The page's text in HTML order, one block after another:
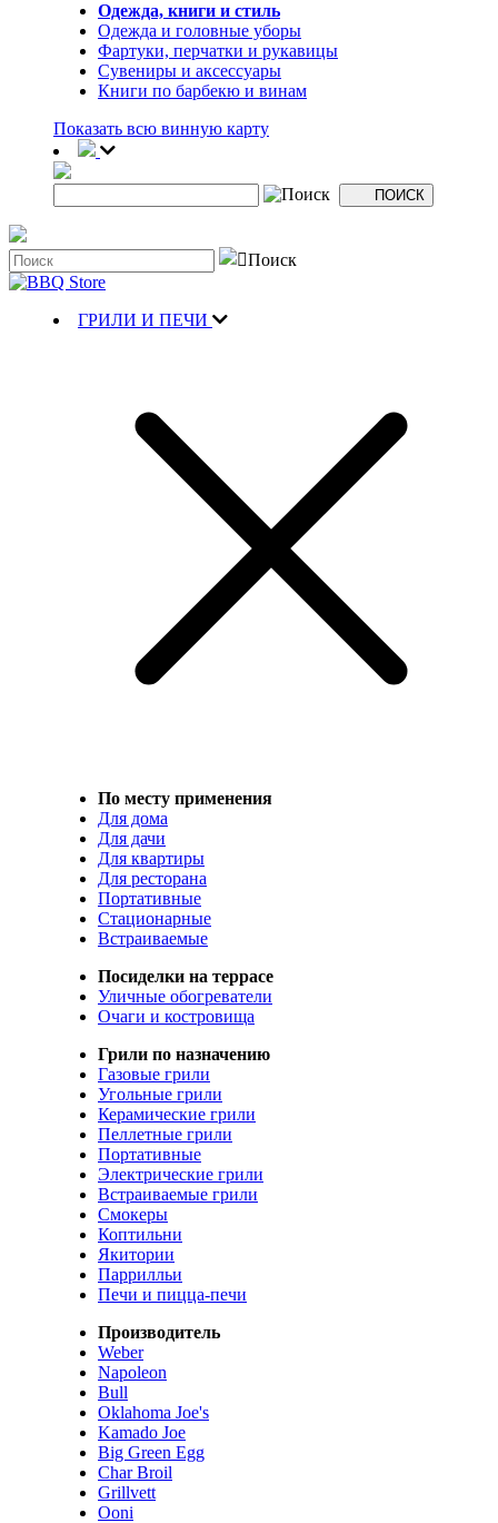
Одежда, книги и стиль
Одежда и головные уборы
Фартуки, перчатки и рукавицы
Сувениры и аксессуары
Книги по барбекю и винам
Показать всю винную карту
ГРИЛИ И ПЕЧИ
По месту применения
Для дома
Для дачи
Для квартиры
Для ресторана
Портативные
Стационарные
Встраиваемые
Посиделки на террасе
Уличные обогреватели
Очаги и костровища
Грили по назначению
Газовые грили
Угольные грили
Керамические грили
Пеллетные грили
Портативные
Электрические грили
Встраиваемые грили
Смокеры
Коптильни
Якитории
Паррилльи
Печи и пицца-печи
Производитель
Weber
Napoleon
Bull
Oklahoma Joe's
Kamado Joe
Big Green Egg
Char Broil
Grillvett
Ooni